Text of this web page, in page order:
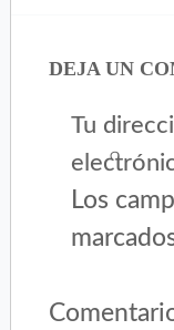
DEJA UN
Tu
Los